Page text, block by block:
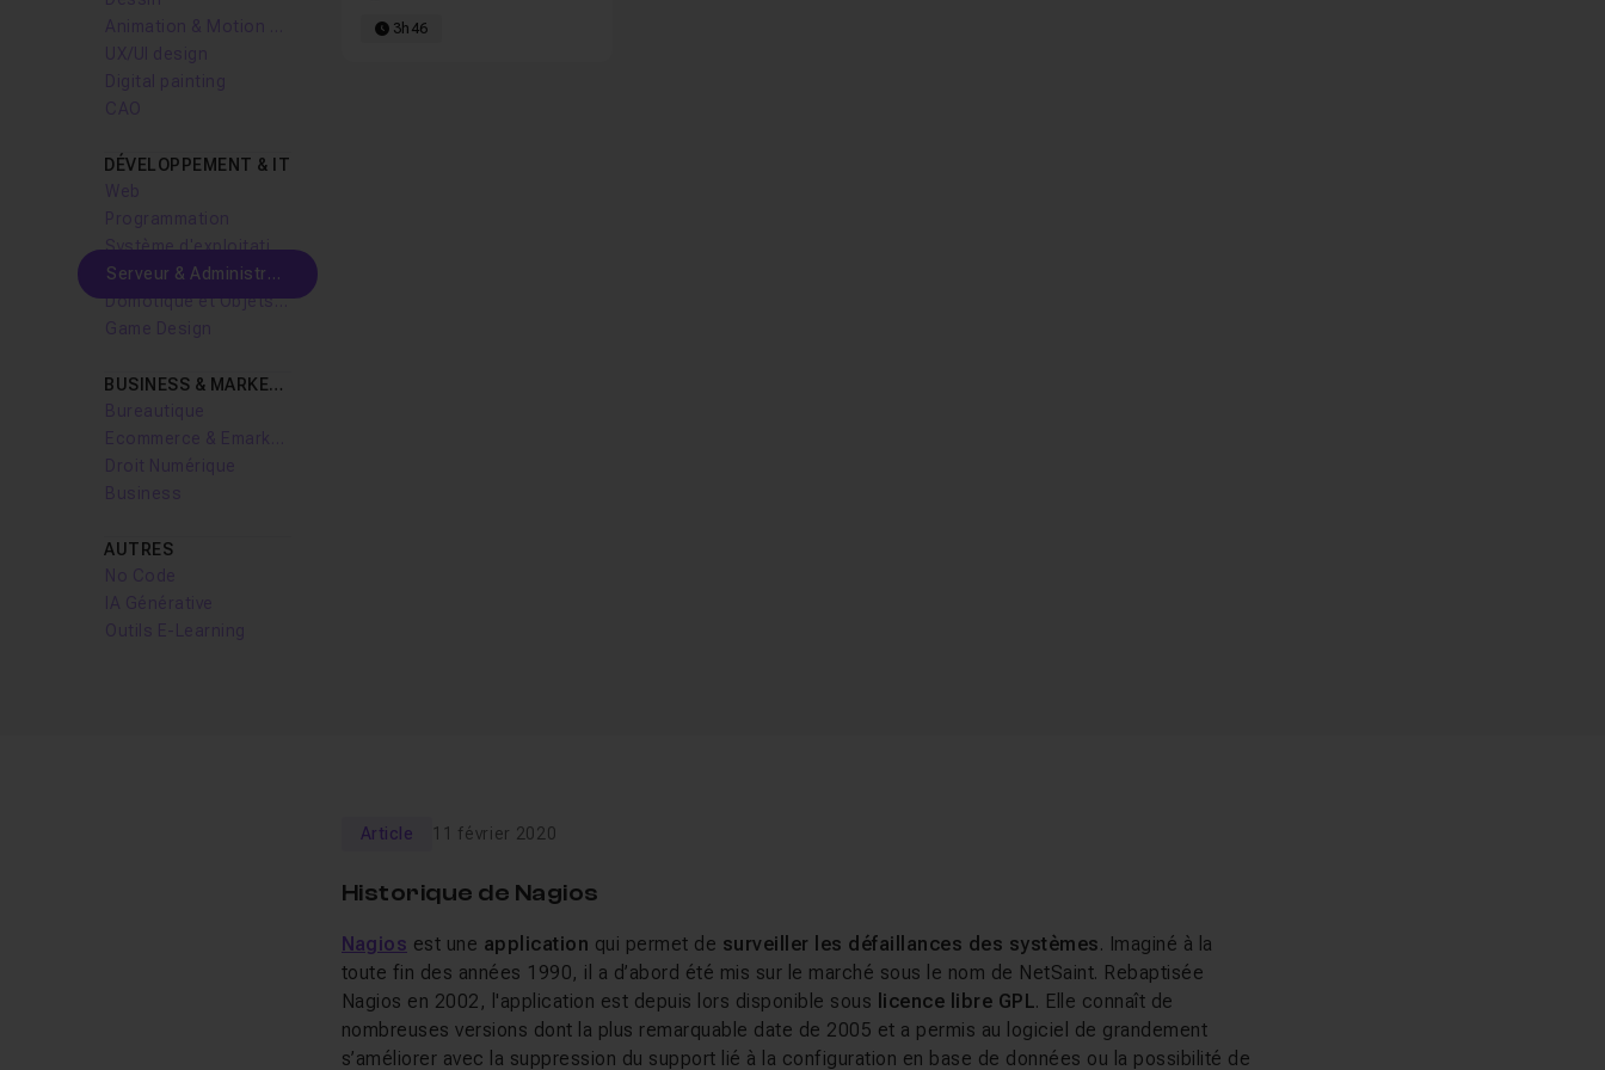
UX/UI design
Digital painting
CAO
DÉVELOPPEMENT & IT
Web
Programmation
Système d'exploitation
Serveur & Administration Systèmes
Domotique et Objets Connectés
Game Design
BUSINESS & MARKETING
Bureautique
Droit Numérique
Business
AUTRES
No Code
IA Générative
Outils E-Learning
3h46
Article 11 février 2020
Historique de Nagios
Nagios est une application qui permet de surveiller les défaillances des systèmes. Imaginé à la
toute fin des années 1990, il a d’abord été mis sur le marché sous le nom de NetSaint. Rebaptisée
Nagios en 2002, l'application est depuis lors disponible sous licence libre GPL. Elle connaît de
nombreuses versions dont la plus remarquable date de 2005 et a permis au logiciel de grandement
s’améliorer avec la suppression du support lié à la configuration en base de données ou la possibilité de